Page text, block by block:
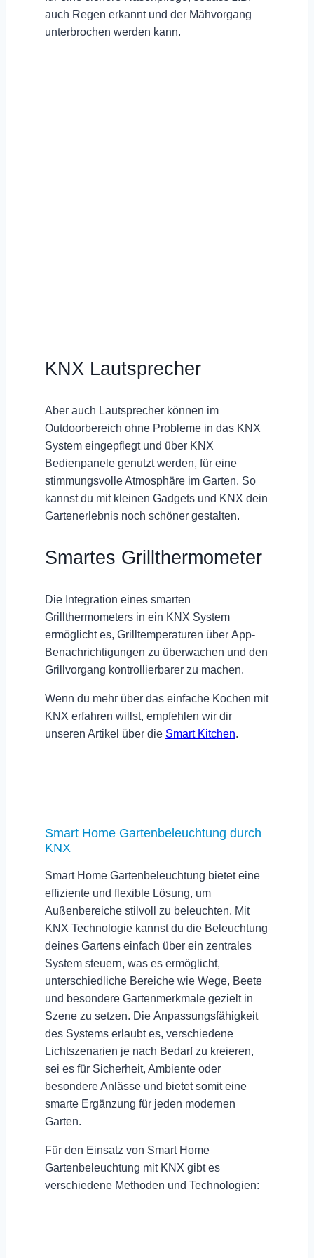
auch Regen erkannt und der Mähvorgang
unterbrochen werden kann.
KNX Lautsprecher
Aber auch Lautsprecher können im
Outdoorbereich ohne Probleme in das KNX
System eingepflegt und über KNX
Bedienpanele genutzt werden, für eine
stimmungsvolle Atmosphäre im Garten. So
kannst du mit kleinen Gadgets und KNX dein
Gartenerlebnis noch schöner gestalten.
Smartes Grillthermometer
Die Integration eines smarten
Grillthermometers in ein KNX System
ermöglicht es, Grilltemperaturen über App-
Benachrichtigungen zu überwachen und den
Grillvorgang kontrollierbarer zu machen.
Wenn du mehr über das einfache Kochen mit
KNX erfahren willst, empfehlen wir dir
unseren Artikel über die Smart Kitchen.
Smart Home Gartenbeleuchtung durch
KNX
Smart Home Gartenbeleuchtung bietet eine
effiziente und flexible Lösung, um
Außenbereiche stilvoll zu beleuchten. Mit
KNX Technologie kannst du die Beleuchtung
deines Gartens einfach über ein zentrales
System steuern, was es ermöglicht,
unterschiedliche Bereiche wie Wege, Beete
und besondere Gartenmerkmale gezielt in
Szene zu setzen. Die Anpassungsfähigkeit
des Systems erlaubt es, verschiedene
Lichtszenarien je nach Bedarf zu kreieren,
sei es für Sicherheit, Ambiente oder
besondere Anlässe und bietet somit eine
smarte Ergänzung für jeden modernen
Garten.
Für den Einsatz von Smart Home
Gartenbeleuchtung mit KNX gibt es
verschiedene Methoden und Technologien: